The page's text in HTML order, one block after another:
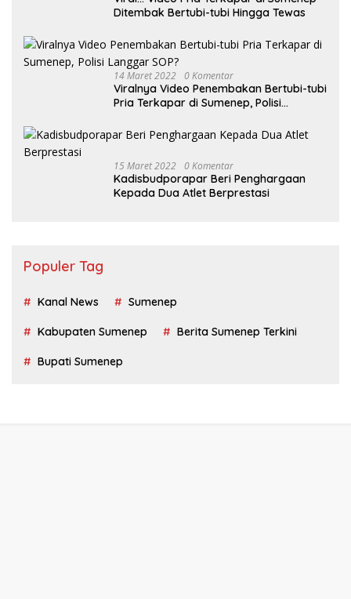
Ditembak Bertubi-tubi Hingga Tewas
14 Maret 2022 0 Komentar
Viralnya Video Penembakan Bertubi-tubi
Pria Terkapar di Sumenep, Polisi
15 Maret 2022 0 Komentar
Kadisbudporapar Beri Penghargaan
Kepada Dua Atlet Berprestasi
Populer Tag
Kanal News Sumenep
Kabupaten Sumenep Berita Sumenep Terkini
Bupati Sumenep